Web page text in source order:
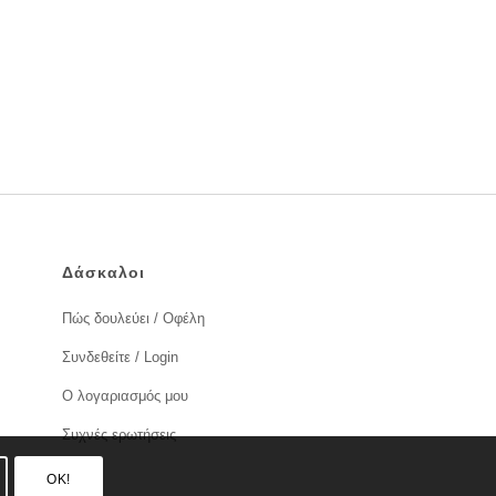
Δάσκαλοι
Πώς δουλεύει / Οφέλη
Συνδεθείτε / Login
Ο λογαριασμός μου
Συχνές ερωτήσεις
OK!